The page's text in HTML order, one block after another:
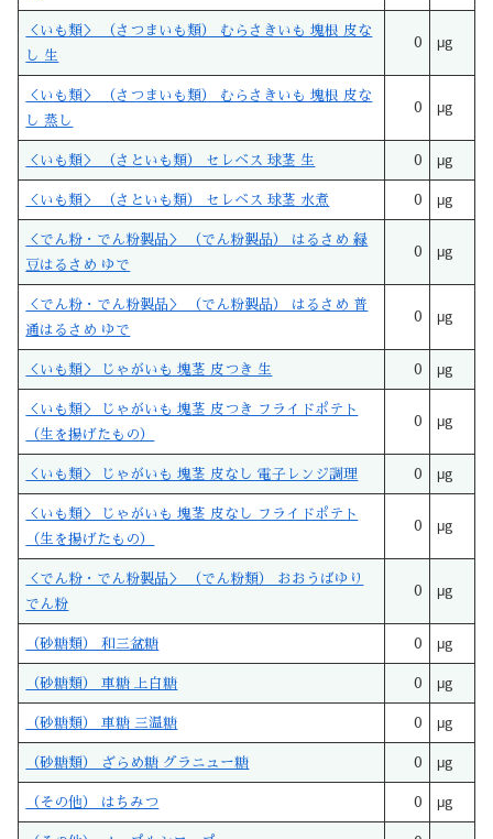
＜いも類＞ （さつまいも類） むらさきいも 塊根 皮な
し 生
0 μg
＜いも類＞ （さつまいも類） むらさきいも 塊根 皮な
し 蒸し
0 μg
＜いも類＞ （さといも類） セレベス 球茎 生 0 μg
＜いも類＞ （さといも類） セレベス 球茎 水煮 0 μg
＜でん粉・でん粉製品＞ （でん粉製品） はるさめ 緑
豆はるさめ ゆで
0 μg
＜でん粉・でん粉製品＞ （でん粉製品） はるさめ 普
通はるさめ ゆで
0 μg
＜いも類＞ じゃがいも 塊茎 皮つき 生 0 μg
＜いも類＞ じゃがいも 塊茎 皮つき フライドポテト
（生を揚げたもの）
0 μg
＜いも類＞ じゃがいも 塊茎 皮なし 電子レンジ調理 0 μg
＜いも類＞ じゃがいも 塊茎 皮なし フライドポテト
（生を揚げたもの）
0 μg
＜でん粉・でん粉製品＞ （でん粉類） おおうばゆり
でん粉
0 μg
（砂糖類） 和三盆糖 0 μg
（砂糖類） 車糖 上白糖 0 μg
（砂糖類） 車糖 三温糖 0 μg
（砂糖類） ざらめ糖 グラニュー糖 0 μg
（その他） はちみつ 0 μg